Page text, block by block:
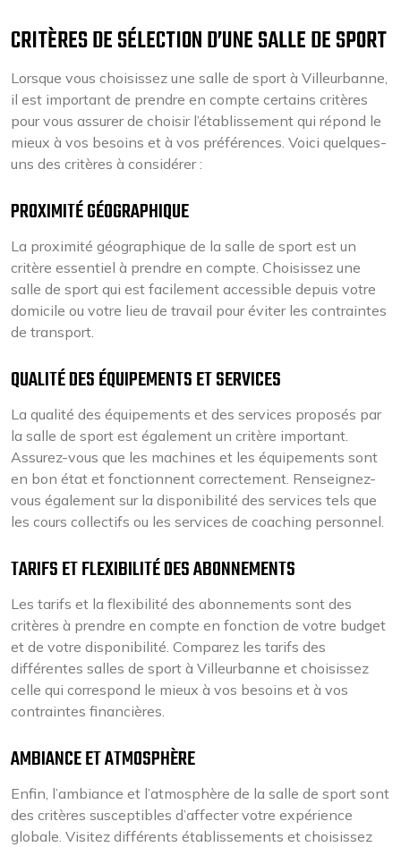
CRITÈRES DE SÉLECTION D’UNE SALLE DE SPORT
Lorsque vous choisissez une salle de sport à Villeurbanne,
il est important de prendre en compte certains critères
pour vous assurer de choisir l’établissement qui répond le
mieux à vos besoins et à vos préférences. Voici quelques-
uns des critères à considérer :
PROXIMITÉ GÉOGRAPHIQUE
La proximité géographique de la salle de sport est un
critère essentiel à prendre en compte. Choisissez une
salle de sport qui est facilement accessible depuis votre
domicile ou votre lieu de travail pour éviter les contraintes
de transport.
QUALITÉ DES ÉQUIPEMENTS ET SERVICES
La qualité des équipements et des services proposés par
la salle de sport est également un critère important.
Assurez-vous que les machines et les équipements sont
en bon état et fonctionnent correctement. Renseignez-
vous également sur la disponibilité des services tels que
les cours collectifs ou les services de coaching personnel.
TARIFS ET FLEXIBILITÉ DES ABONNEMENTS
Les tarifs et la flexibilité des abonnements sont des
critères à prendre en compte en fonction de votre budget
et de votre disponibilité. Comparez les tarifs des
différentes salles de sport à Villeurbanne et choisissez
celle qui correspond le mieux à vos besoins et à vos
contraintes financières.
AMBIANCE ET ATMOSPHÈRE
Enfin, l’ambiance et l’atmosphère de la salle de sport sont
des critères susceptibles d’affecter votre expérience
globale. Visitez différents établissements et choisissez